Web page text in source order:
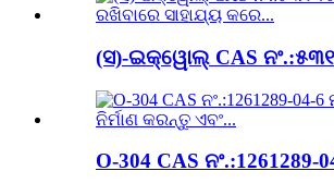
(ସ)-ଇକ୍ୱୋଲ୍ CAS
O-304 CAS ନଂ.:1261289-